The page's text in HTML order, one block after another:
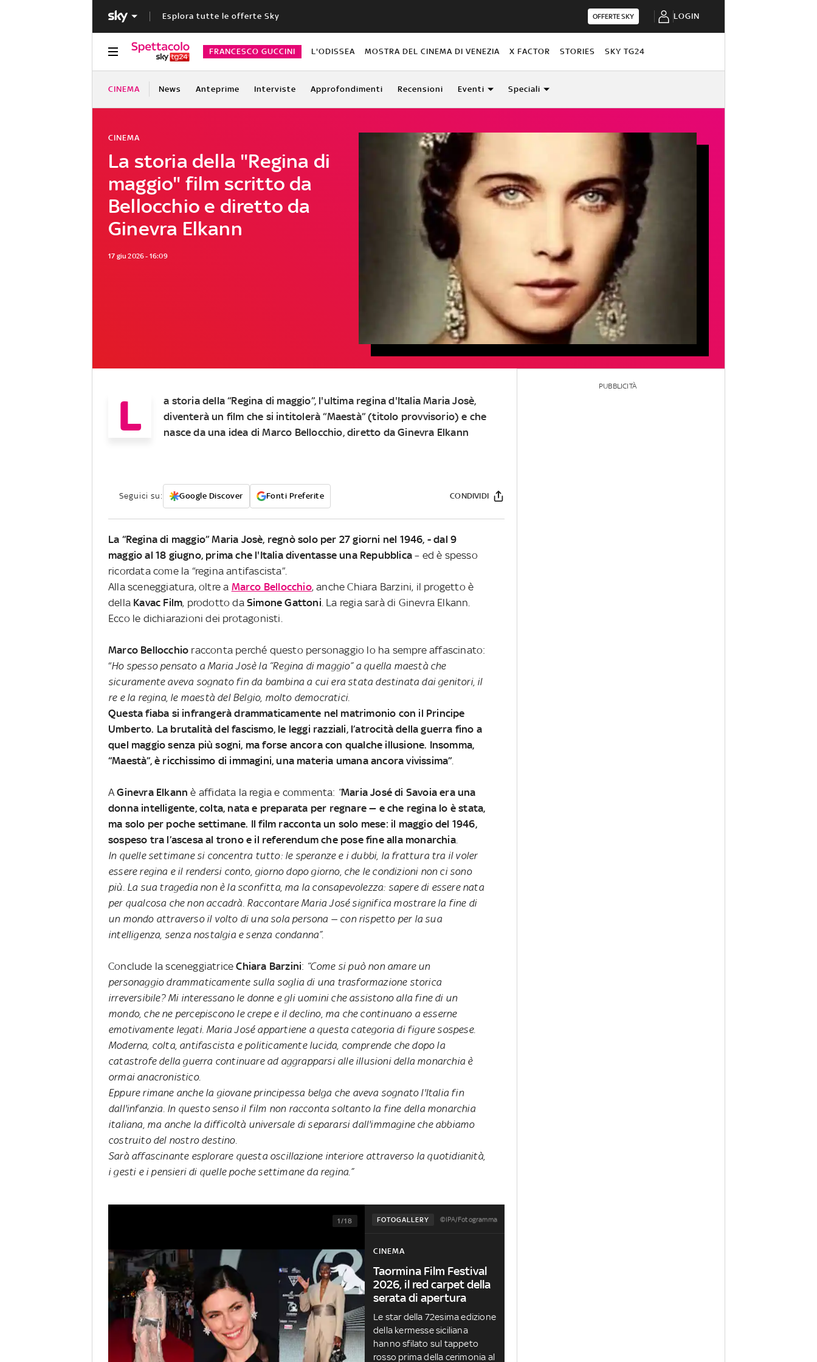
Esplora tutte le offerte Sky OFFERTE SKY LOGIN
FRANCESCO GUCCINI L'ODISSEA MOSTRA DEL CINEMA DI VENEZIA X FACTOR STORIES SKY TG24
CINEMA News Anteprime Interviste Approfondimenti Recensioni Eventi Speciali
La storia della "Regina di
maggio" film scritto da
Bellocchio e diretto da
Ginevra Elkann
CINEMA
17 giu 2026 - 16:09
L
a storia della “Regina di maggio”, l'ultima regina d'Italia Maria Josè,
diventerà un film che si intitolerà “Maestà” (titolo provvisorio) e che
nasce da una idea di Marco Bellocchio, diretto da Ginevra Elkann
Seguici su: Google Discover Fonti Preferite CONDIVIDI
La “Regina di maggio” Maria Josè, regnò solo per 27 giorni nel 1946, - dal 9
maggio al 18 giugno, prima che l'Italia diventasse una Repubblica – ed è spesso
ricordata come la “regina antifascista”.
Alla sceneggiatura, oltre a Marco Bellocchio, anche Chiara Barzini, il progetto è
della Kavac Film, prodotto daSimone Gattoni . La regia sarà di Ginevra Elkann.
Ecco le dichiarazioni dei protagonisti.
Marco Bellocchio racconta perché questo personaggio lo ha sempre affascinato:
“Ho spesso pensato a Maria Josè la “Regina di maggio” a quella maestà che
sicuramente aveva sognato fin da bambina a cui era stata destinata dai genitori, il
re e la regina, le maestà del Belgio, molto democratici.
Questa fiaba si infrangerà drammaticamente nel matrimonio con il Principe
Umberto. La brutalità del fascismo, le leggi razziali, l’atrocità della guerra fino a
quel maggio senza più sogni, ma forse ancora con qualche illusione. Insomma,
“Maestà”, è ricchissimo di immagini, una materia umana ancora vivissima”
AGinevra Elkann è affidata la regia e commenta: “Maria José di Savoia era una
donna intelligente, colta, nata e preparata per regnare — e che regina lo è stata,
ma solo per poche settimane. Il film racconta un solo mese: il maggio del 1946,
sospeso tra l’ascesa al trono e il referendum che pose fine alla monarchia.
In quelle settimane si concentra tutto: le speranze e i dubbi, la frattura tra il voler
essere regina e il rendersi conto, giorno dopo giorno, che le condizioni non ci sono
più. La sua tragedia non è la sconfitta, ma la consapevolezza: sapere di essere nata
per qualcosa che non accadrà. Raccontare Maria José significa mostrare la fine di
un mondo attraverso il volto di una sola persona — con rispetto per la sua
intelligenza, senza nostalgia e senza condanna”.
Conclude la sceneggiatriceChiara Barzini: “Come si può non amare un
personaggio drammaticamente sulla soglia di una trasformazione storica
irreversibile? Mi interessano le donne e gli uomini che assistono alla fine di un
mondo, che ne percepiscono le crepe e il declino, ma che continuano a esserne
emotivamente legati. Maria José appartiene a questa categoria di figure sospese.
Moderna, colta, antifascista e politicamente lucida, comprende che dopo la
catastrofe della guerra continuare ad aggrapparsi alle illusioni della monarchia è
ormai anacronistico.
Eppure rimane anche la giovane principessa belga che aveva sognato l'Italia fin
dall'infanzia. In questo senso il film non racconta soltanto la fine della monarchia
italiana, ma anche la difficoltà universale di separarsi dall'immagine che abbiamo
costruito del nostro destino.
Sarà affascinante esplorare questa oscillazione interiore attraverso la quotidianità,
i gesti e i pensieri di quelle poche settimane da regina.”
FOTOGALLERY ©IPA/Fotogramma
1/18
CINEMA
Taormina Film Festival
2026, il red carpet della
serata di apertura
Le star della 72esima edizione
della kermesse siciliana
hanno sfilato sul tappeto
rosso prima della cerimonia al
PUBBLICITÀ